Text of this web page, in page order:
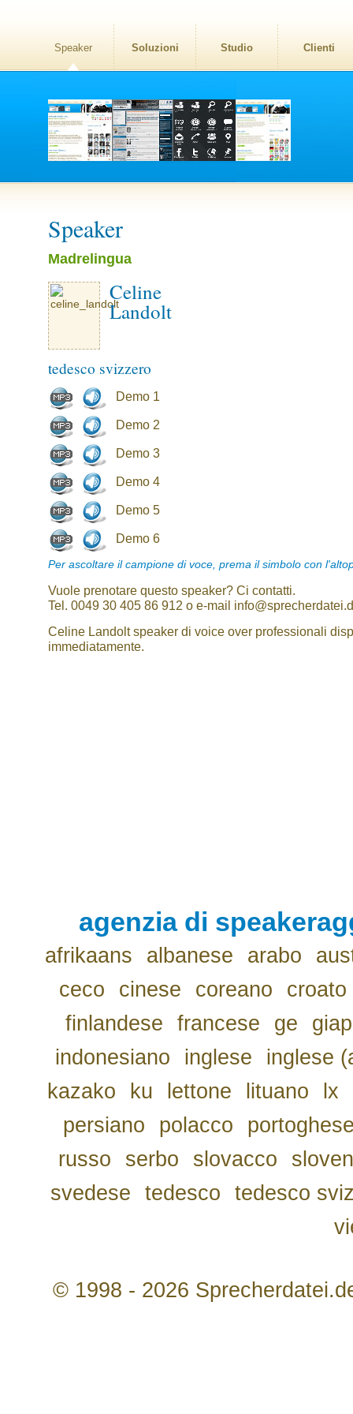
Speaker Soluzioni Studio Clienti
Speaker
Madrelingua
Celine
Landolt
tedesco svizzero
Demo 1
Demo 2
Demo 3
Demo 4
Demo 5
Demo 6
Per ascoltare il campione di voce, prema il simbolo con
Vuole prenotare questo speaker? Ci contatti.
Tel. 0049 30 405 86 912 o e-mail
Celine Landolt speaker di voice over professionali
immediatamente.
agenzia di
afrikaans albanese arabo
ceco
cinese coreano
croato
finlandese
francese ge
indonesiano
inglese
inglese
kazako
ku lettone lituano lx
persiano
polacco
russo
serbo slovacco
svedese
tedesco
tedesco
© 1998 - 2026